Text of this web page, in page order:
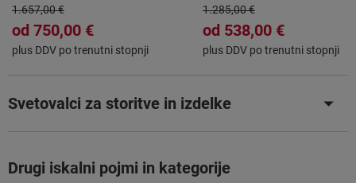
Holematic S tehnologijo
Bluetooth®
1.657,00 €
od 750,00 €
plus DDV po trenutni stopnji
1.285,00 €
od 538,00 €
plus DDV po trenutni stopnji
Svetovalci za storitve in izdelke
Drugi iskalni pojmi in kategorije